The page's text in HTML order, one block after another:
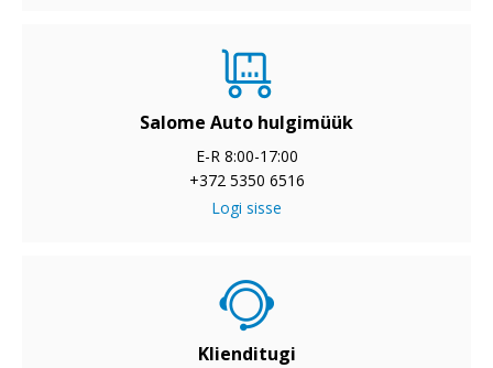
Salome Auto hulgimüük
E-R 8:00-17:00
+372 5350 6516
Logi sisse
Klienditugi